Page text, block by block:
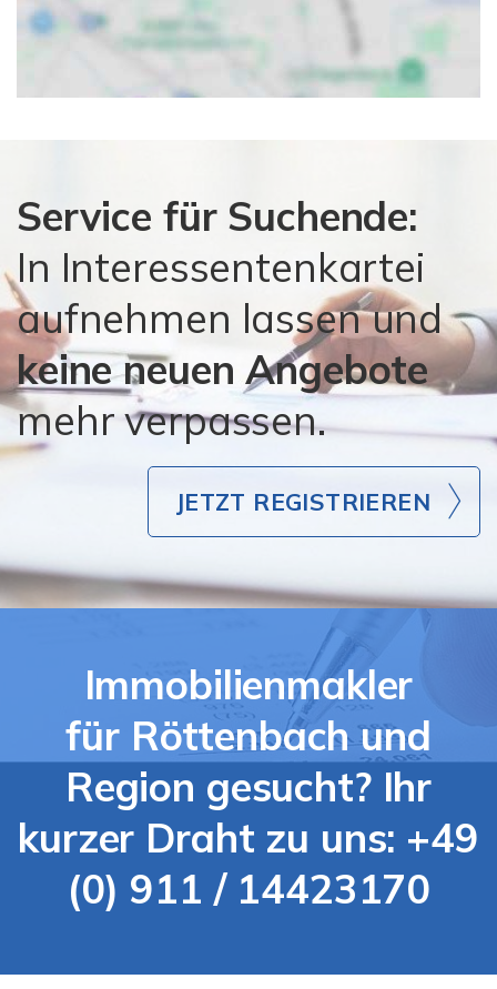
Service für Suchende:
In Interessentenkartei
aufnehmen lassen und
keine neuen Angebote
mehr verpassen.
JETZT REGISTRIEREN
Immobilienmakler
für Röttenbach und
Region gesucht? Ihr
kurzer Draht zu uns: +49
(0) 911 / 14423170